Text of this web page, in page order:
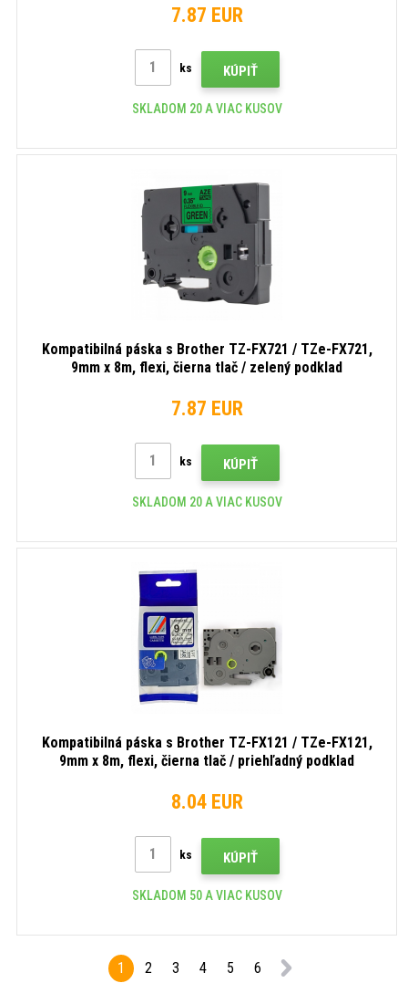
7.87 EUR
ks KÚPIŤ
SKLADOM 20 A VIAC KUSOV
Kompatibilná páska s Brother TZ-FX721 / TZe-FX721,
9mm x 8m, flexi, čierna tlač / zelený podklad
7.87 EUR
ks KÚPIŤ
SKLADOM 20 A VIAC KUSOV
Kompatibilná páska s Brother TZ-FX121 / TZe-FX121,
9mm x 8m, flexi, čierna tlač / priehľadný podklad
8.04 EUR
ks KÚPIŤ
SKLADOM 50 A VIAC KUSOV
1 2 3 4 5 6